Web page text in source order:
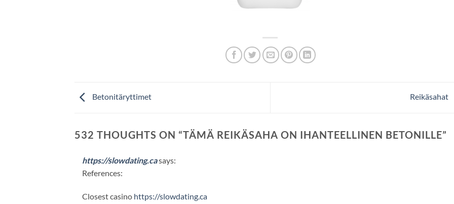
Betonitäryttimet Reikäsahat
532 THOUGHTS ON “TÄMÄ REIKÄSAHA ON IHANTEELLINEN BETONILLE”
https://slowdating.casays:
References:
Closest casino https://slowdating.ca